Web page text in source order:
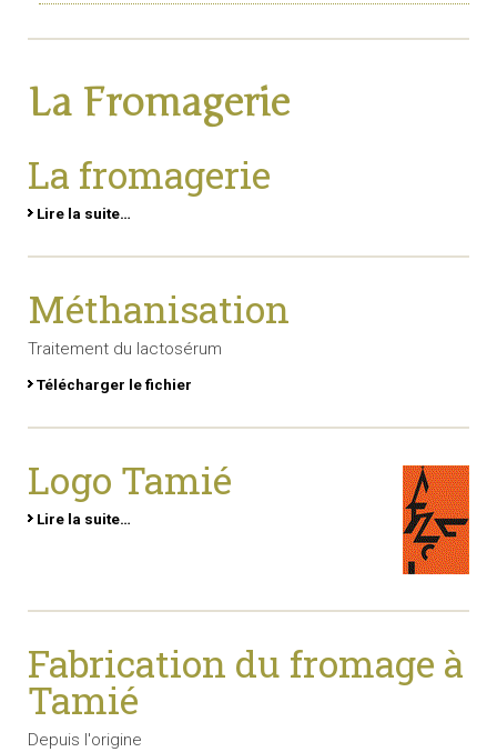
La Fromagerie
La fromagerie
Lire la suite…
Méthanisation
Traitement du lactosérum
Télécharger le fichier
Logo Tamié
Lire la suite…
Fabrication du fromage à
Tamié
Depuis l'origine